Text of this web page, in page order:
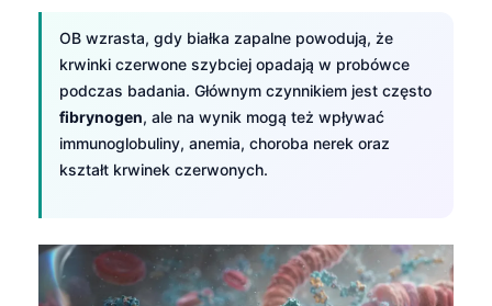
OB wzrasta, gdy białka zapalne powodują, że
krwinki czerwone szybciej opadają w probówce
podczas badania. Głównym czynnikiem jest często
fibrynogen, ale na wynik mogą też wpływać
immunoglobuliny, anemia, choroba nerek oraz
kształt krwinek czerwonych.